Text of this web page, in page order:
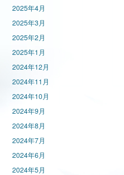
2025年4月
2025年3月
2025年2月
2025年1月
2024年12月
2024年11月
2024年10月
2024年9月
2024年8月
2024年7月
2024年6月
2024年5月